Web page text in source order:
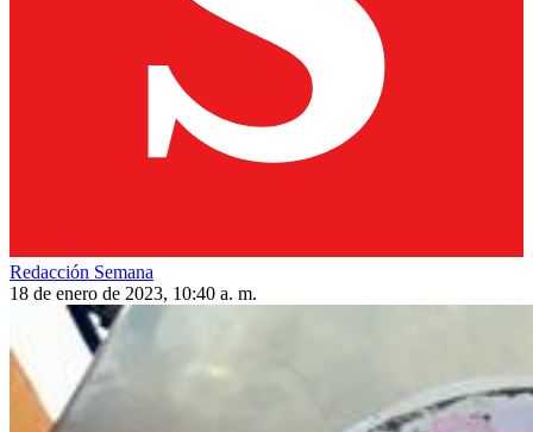
Redacción Semana
18 de enero de 2023, 10:40 a. m.